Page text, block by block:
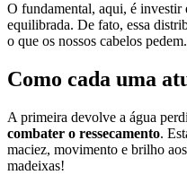
O fundamental, aqui, é investir
equilibrada. De fato, essa
o que os nossos cabelos
Como cada uma
A primeira devolve a água
combater o ressecamento.
maciez, movimento e brilho
madeixas!